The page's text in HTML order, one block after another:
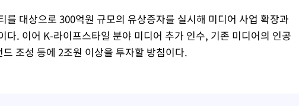
를 대상으로 300억원 규모의 유상증자를 실시해 미디어 사업 확장과
다. 이어 K-라이프스타일 분야 미디어 추가 인수, 기존 미디어의 인공
조성 등에 2조원 이상을 투자할 방침이다.